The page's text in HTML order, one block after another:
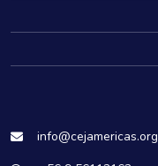
info@cejamericas.org